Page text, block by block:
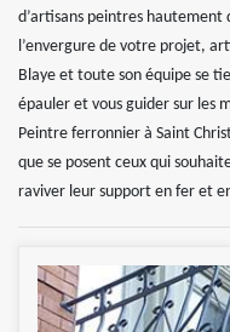
d’artisans peintres
l’envergure de votre projet,
Blaye et toute son équipe se
épauler et vous guider sur les
Peintre ferronnier à Saint
que se posent ceux qui
raviver leur support en fer et